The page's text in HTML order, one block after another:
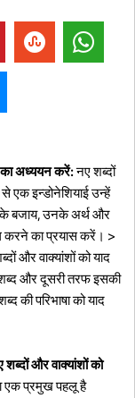
का अध्ययन करें:नए शब्दों
एक इन्डोनेशियाई उन्हें
के बजाय, उनके अर्थ और
करने का प्रयास करें। >
और वाक्यांशों को याद
और दूसरी तरफ इसकी
की परिभाषा को याद
और वाक्यांशों को
एक प्रमुख पहलू है